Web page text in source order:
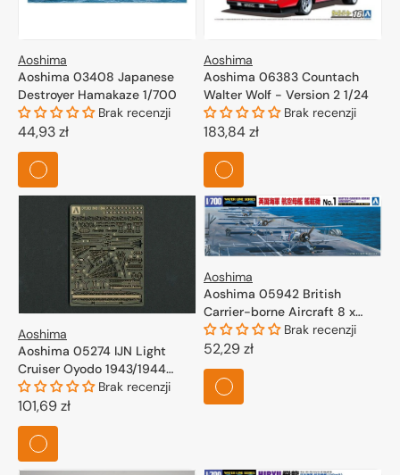
Aoshima
Aoshima 03408 Japanese
Destroyer Hamakaze 1/700
Brak recenzji
Cena
regularna
44,93 zł
Aoshima
Aoshima 06383 Countach
Walter Wolf - Version 2 1/24
Brak recenzji
Cena
regularna
183,84 zł
Aoshima
Aoshima 05274 IJN Light
Cruiser Oyodo 1943/1944
Photo Etched Parts Set 1/700
Brak recenzji
Cena
regularna
101,69 zł
Aoshima
Aoshima 05942 British
Carrier-borne Aircraft 8 x
Swordfish 1/700Brak recenzji
Cena
regularna
52,29 zł